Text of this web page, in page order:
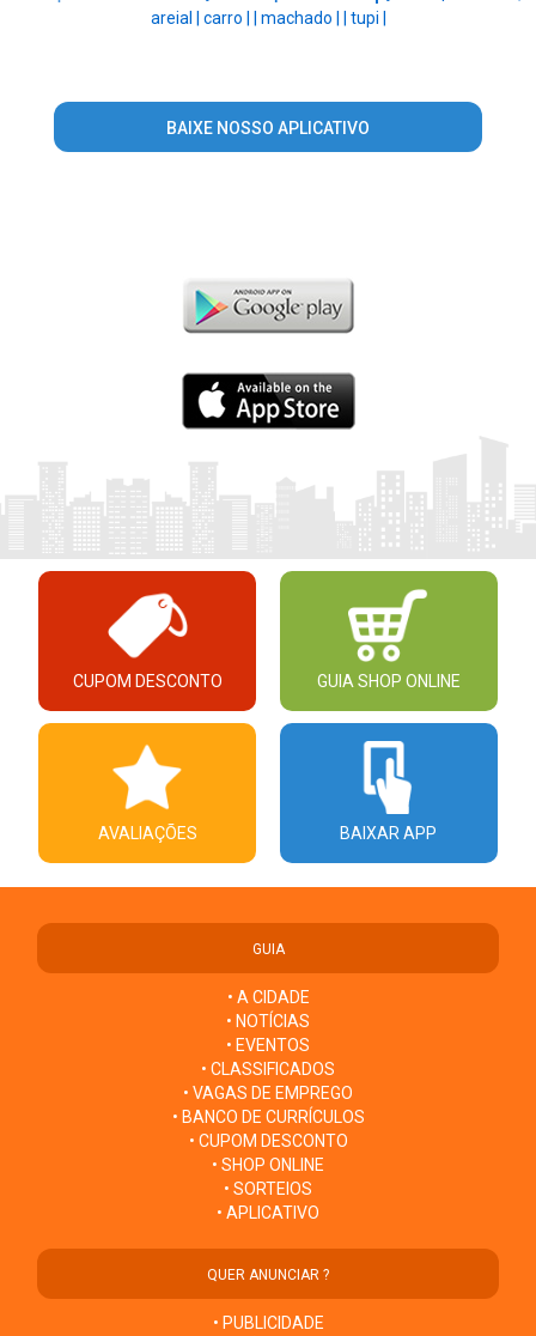
areial | carro | | machado | | tupi |
BAIXE NOSSO APLICATIVO
CUPOM DESCONTO GUIA SHOP ONLINE
AVALIAÇÕES BAIXAR APP
GUIA
• A CIDADE
• NOTÍCIAS
• EVENTOS
• CLASSIFICADOS
• VAGAS DE EMPREGO
• BANCO DE CURRÍCULOS
• CUPOM DESCONTO
• SHOP ONLINE
• SORTEIOS
• APLICATIVO
QUER ANUNCIAR ?
• PUBLICIDADE